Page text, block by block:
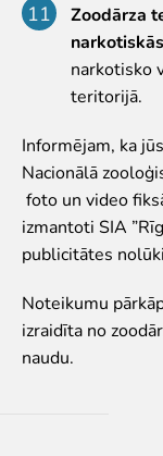
Cenas "Cīruļos"
Darba laiks
Kā nokļūt
"Cīruļu" karte
"Cīruļu"
Par mums
Misija un vērtības
Stratēģija
Atbildīga darbība
Dalība EAZA
Vēsture
Zoodārza
narkotisko
teritorijā.
Informējam, ka
Nacionālā
foto un video
izmantoti SIA
publicitātes
Noteikumu
izraidīta no
naudu.